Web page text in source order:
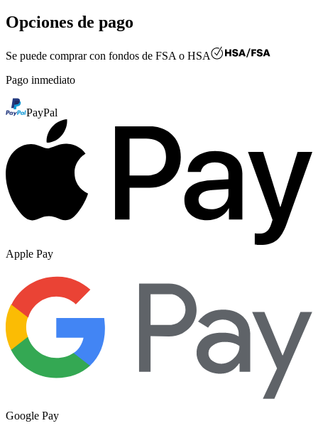
Opciones de pago
Se puede comprar con fondos de FSA o HSA
Pago inmediato
PayPal
Apple Pay
Google Pay